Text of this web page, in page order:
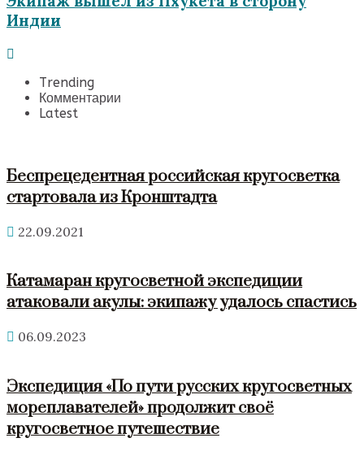
Индии
Trending
Комментарии
Latest
Беспрецедентная российская кругосветка
стартовала из Кронштадта
22.09.2021
Катамаран кругосветной экспедиции
атаковали акулы: экипажу удалось спастись
06.09.2023
Экспедиция «По пути русских кругосветных
мореплавателей» продолжит своё
кругосветное путешествие